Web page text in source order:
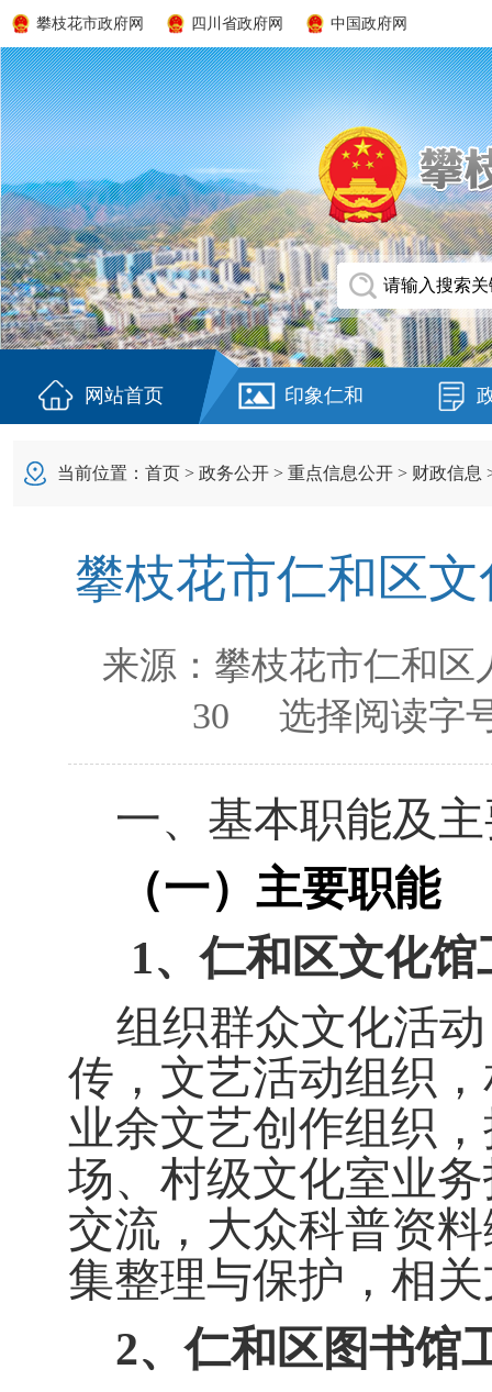
攀枝花市政府网 四川省政府网 中国政府网
网站首页 印象仁和
当前位置： 首页 > 政务公开 > 重点信息公开 > 财政信息
攀枝花市仁和区
来源： 攀枝花市仁和区
30 选择阅读字
一、基本职能及
（一）主要职能
1、仁和区文化馆
组织群众文化活
传，文艺活动组织
业余文艺创作组织
场、村级文化室业
交流，大众科普资
集整理与保护，相
2、仁和区图书馆